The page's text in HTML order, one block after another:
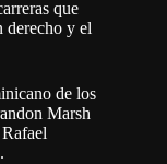
que
derecho y el
de los
Marsh